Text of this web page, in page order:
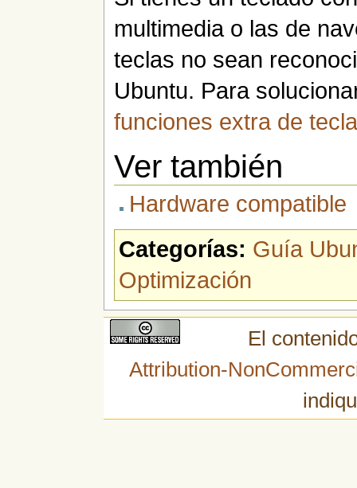
multimedia o las de
teclas no sean
Ubuntu. Para
funciones extra de
Ver también
Hardware compatible
Categorías: Guía
Optimización
El
Attribution-